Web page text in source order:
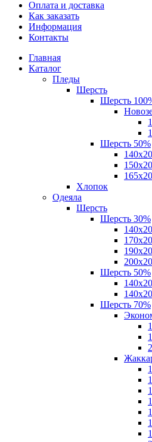
Оплата и доставка
Как заказать
Информация
Контакты
Главная
Каталог
Пледы
Шерсть
Шерсть
Шерсть 50%
Хлопок
Одеяла
Шерсть
Шерсть 30%
Шерсть 50%
Шерсть 70%